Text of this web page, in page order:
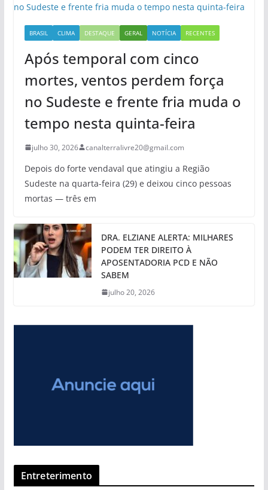
BRASIL CLIMA DESTAQUE GERAL NOTÍCIA RECENTES
Após temporal com cinco
mortes, ventos perdem força
no Sudeste e frente fria muda o
tempo nesta quinta-feira
julho 30, 2026 canalterralivre20@gmail.com
Depois do forte vendaval que atingiu a Região
Sudeste na quarta-feira (29) e deixou cinco pessoas
mortas — três em
DRA. ELZIANE ALERTA: MILHARES
PODEM TER DIREITO À
APOSENTADORIA PCD E NÃO
SABEM
julho 20, 2026
Entreterimento